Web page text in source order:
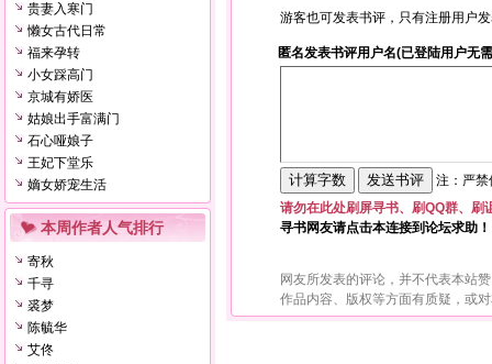
贵妻入寒门
懒女古代日常
福来孕转
小女踩高门
京城有娇医
姑娘出手富满门
石心哑娘子
王妃下堂乐
嫡女娇宠生活
本周作者人气排行
寄秋
千寻
裘梦
陈毓华
艾佟
游客也可发表书评，只有注册用户
匿名发表书评用户名(已登陆用户无
注：严
请勿在此处刷屏寻书、刷QQ群、刷
寻书网友请点击本连接到论坛求助！
网友所发表的评论，并不代表本站
作品内容、版权等方面有质疑，或